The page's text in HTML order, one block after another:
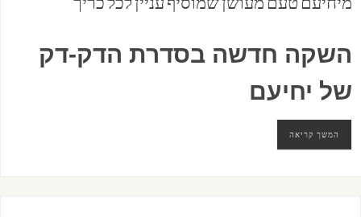
השקה חדשה בסדרת הדק-דק
של יחיעם
המשך קריאה